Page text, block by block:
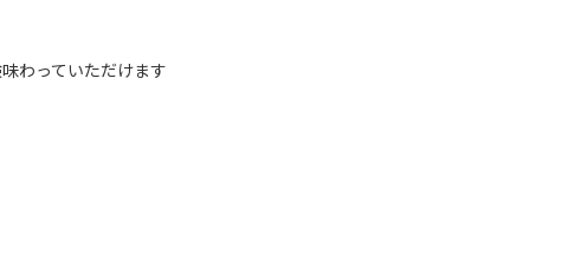
わっていただけます